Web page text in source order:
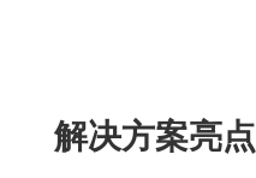
解决方案亮点